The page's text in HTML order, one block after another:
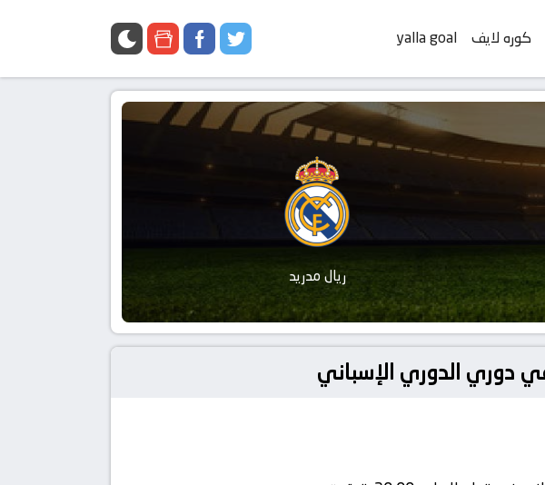
كوره لايف yalla goal
ريال مدريد